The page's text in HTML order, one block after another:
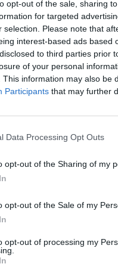
opt-out of the sale, sharing
for targeted
selection. Please note that
interest-based ads based
to third parties prior
of your personal
This information may also be
Participants that may further
Data Processing Opt Outs
opt-out of the Sharing of my
opt-out of the Sale of my
opt-out of processing my
és haladóknak